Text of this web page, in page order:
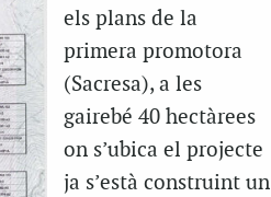
els plans de la
primera promotora
(Sacresa), a les
gairebé 40 hectàrees
on s’ubica el projecte
ja s’està construint un